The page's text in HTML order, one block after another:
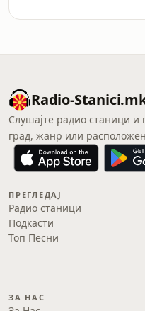
Radio-
Слушајте радио станици и
град, жанр или
ПРЕГЛЕДАЈ
Радио станици
Подкасти
Топ Песни
ЗА НАС